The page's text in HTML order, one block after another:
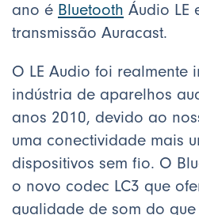
ano é Bluetooth Áudio LE
transmissão Auracast.
O LE Audio foi realmente
indústria de aparelhos
anos 2010, devido ao
uma conectividade mais
dispositivos sem fio. O
o novo codec LC3 que
qualidade de som do